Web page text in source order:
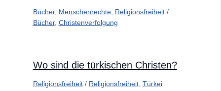
Bücher, Menschenrechte, Religionsfreiheit/
Bücher, Christenverfolgung
Wo sind die türkischen Christen?
Religionsfreiheit/ Religionsfreiheit, Türkei